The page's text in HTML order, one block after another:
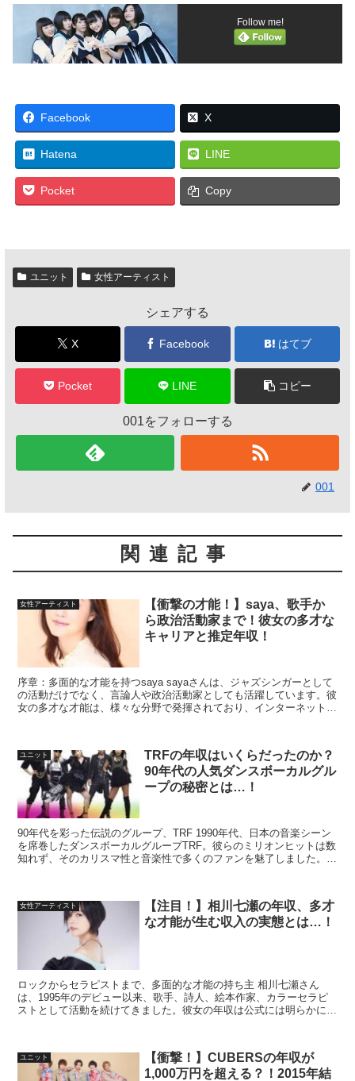
Follow me!
Facebook X
Hatena LINE
Pocket Copy
ユニット 女性アーティスト
シェアする
X Facebook はてブ
Pocket LINE コピー
001をフォローする
001
関連記事
女性アーティスト
【衝撃の才能！】saya、歌手か
ら政治活動家まで！彼女の多才な
キャリアと推定年収！
序章：多面的な才能を持つsaya sayaさんは、ジャズシンガーとして
の活動だけでなく、言論人や政治活動家としても活躍しています。彼
女の多才な才能は、様々な分野で発揮されており、インターネット番
ユニット
TRFの年収はいくらだったのか？
90年代の人気ダンスボーカルグル
ープの秘密とは…！
90年代を彩った伝説のグループ、TRF 1990年代、日本の音楽シーン
を席巻したダンスボーカルグループTRF。彼らのミリオンヒットは数
知れず、そのカリスマ性と音楽性で多くのファンを魅了しました。し
女性アーティスト
【注目！】相川七瀬の年収、多才
な才能が生む収入の実態とは…！
ロックからセラピストまで、多面的な才能の持ち主 相川七瀬さん
は、1995年のデビュー以来、歌手、詩人、絵本作家、カラーセラピ
ストとして活動を続けてきました。彼女の年収は公式には明らかにさ
ユニット
【衝撃！】CUBERSの年収が
1,000万円を超える？！2015年結